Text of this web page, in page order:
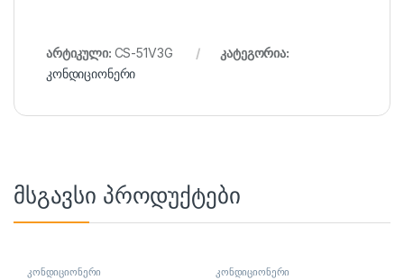
არტიკული: CS-51V3G
კატეგორია:
კონდიციონერი
მსგავსი პროდუქტები
კონდიციონერი კონდიციონერი